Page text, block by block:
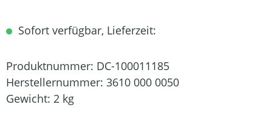
Sofort verfügbar, Lieferzeit:
Produktnummer: DC-100011185
Herstellernummer: 3610 000 0050
Gewicht: 2 kg